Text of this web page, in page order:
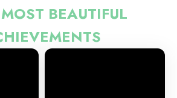
BEAUTIFUL